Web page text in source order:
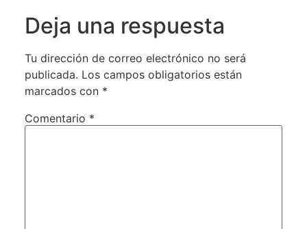
Deja una respuesta
Tu dirección de correo electrónico no será
publicada. Los campos obligatorios están
marcados con *
Comentario *